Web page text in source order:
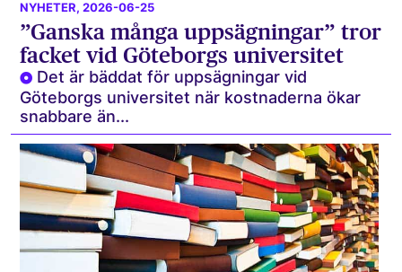
NYHETER, 2026-06-25
”Ganska många uppsägningar” tror
facket vid Göteborgs universitet
Det är bäddat för uppsägningar vid
Göteborgs universitet när kostnaderna ökar
snabbare än...